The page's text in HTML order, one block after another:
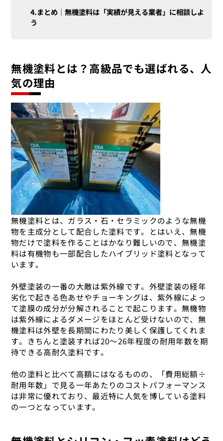
まとめ｜無機塗料は「実績が見える業者」に相談しよ
う
無機塗料とは？高級品でも選ばれる、人
気の理由
無機塗料とは、ガラス・石・セラミックのような無機
物を主成分として配合した塗料です。とはいえ、無機
物だけで塗料を作ることはかなり難しいので、無機塗
料は有機物も一部配合したハイブリッド塗料となって
います。
外壁塗装の一番の大敵は紫外線です。外壁塗装の経年
劣化で起きる色あせやチョーキングは、紫外線によっ
て塗膜の成分が分解されることで起こります。無機物
は紫外線によるダメージをほとんど受けないので、無
機塗料は外壁を長期間にわたり美しく保護してくれま
す。きちんと塗装すれば20～26年程度の耐用年数を期
待できる高耐久塗料です。
他の塗料と比べて高額にはなるものの、「費用総額÷
耐用年数」で見る一年あたりのコストパフォーマンス
は非常に優れており、最近特に人気を博している塗料
の一つとなっています。